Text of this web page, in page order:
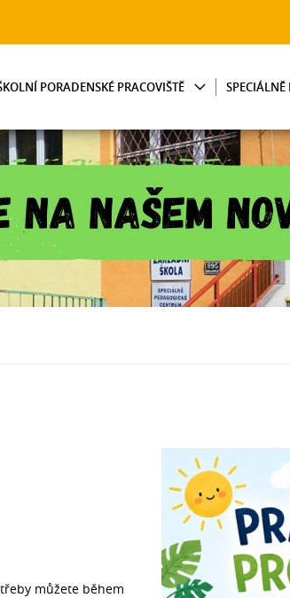
PORADENSKÉ PRACOVIŠTĚ SPECIÁLNĚ
můžete během